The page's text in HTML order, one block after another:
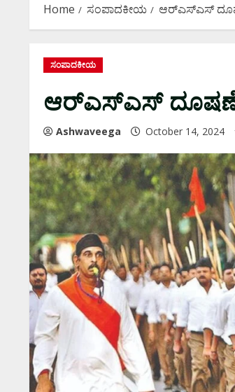
Home ಸಂಪಾದಕೀಯ ಆರ್‌ಎಸ್‌ಎಸ್
ಸಂಪಾದಕೀಯ
ಆರ್‌ಎಸ್‌ಎಸ್
Ashwaveega October 14, 2024